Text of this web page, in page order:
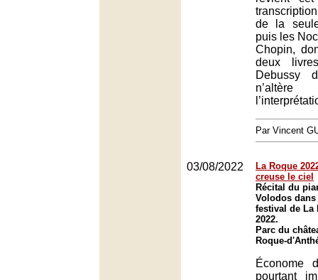
de la
puis les
Chopin,
deux
Debussy
Par Vincent
03/08/2022
La Roque
creuse le ciel
Récital du
Volodos
festival de La
2022.
Parc du
Roque-
Économe
pourtant